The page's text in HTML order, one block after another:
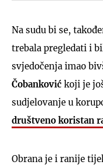
Na sudu bi se,
trebala pregledati i
svjedočenja imao
Čobanković koji je
sudjelovanje u
društveno koristan
Obrana je i ranije